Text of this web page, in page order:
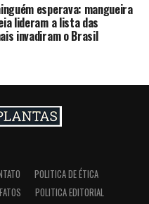
esperava: mangueira
lideram a lista das
invadiram o Brasil
POLITICA DE ÉTICA
POLITICA EDITORIAL